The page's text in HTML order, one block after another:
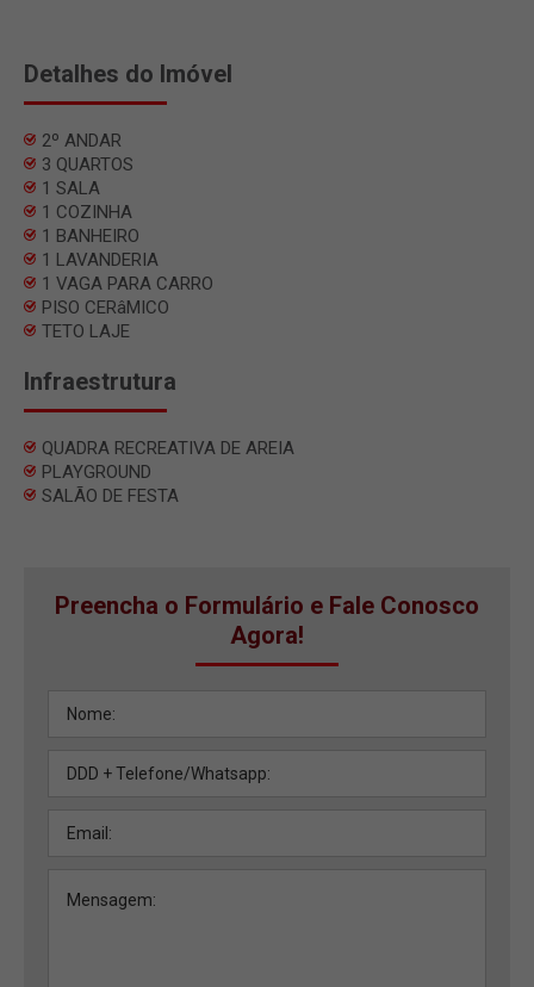
Detalhes do Imóvel
2º ANDAR
3 QUARTOS
1 SALA
1 COZINHA
1 BANHEIRO
1 LAVANDERIA
1 VAGA PARA CARRO
PISO CERâMICO
TETO LAJE
Infraestrutura
QUADRA RECREATIVA DE AREIA
PLAYGROUND
SALÃO DE FESTA
Preencha o Formulário e Fale Conosco
Agora!